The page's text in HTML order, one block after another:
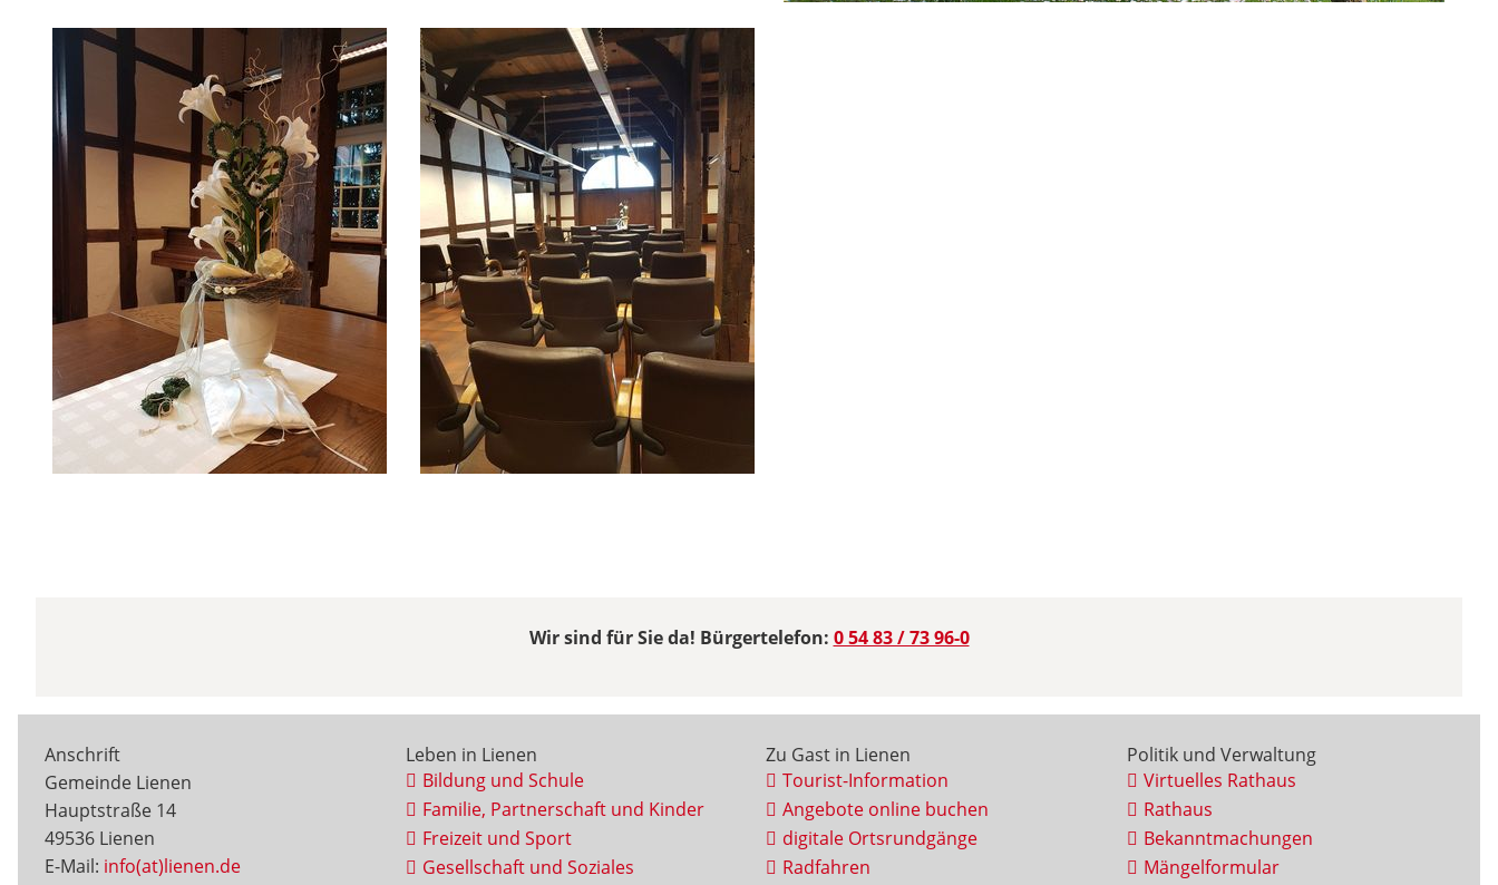
Wir sind für Sie da! Bürgertelefon: 0 54 83 / 73 96-0
Anschrift
Gemeinde Lienen
Hauptstraße 14
49536 Lienen
E-Mail: info(at)lienen.de
Leben in Lienen
Bildung und Schule
Familie, Partnerschaft und Kinder
Freizeit und Sport
Gesellschaft und Soziales
Zu Gast in Lienen
Tourist-Information
Angebote online buchen
digitale Ortsrundgänge
Radfahren
Politik und Verwaltung
Virtuelles Rathaus
Rathaus
Bekanntmachungen
Mängelformular